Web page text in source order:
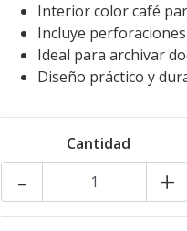
Interior color café
Incluye
Ideal para archivar
Diseño práctico y
Cantidad
+
-